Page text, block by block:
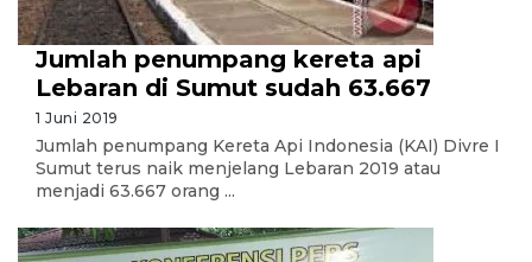
Jumlah penumpang kereta api
Lebaran di Sumut sudah 63.667
1 Juni 2019
Jumlah penumpang Kereta Api Indonesia (KAI) Divre I
Sumut terus naik menjelang Lebaran 2019 atau
menjadi 63.667 orang ...